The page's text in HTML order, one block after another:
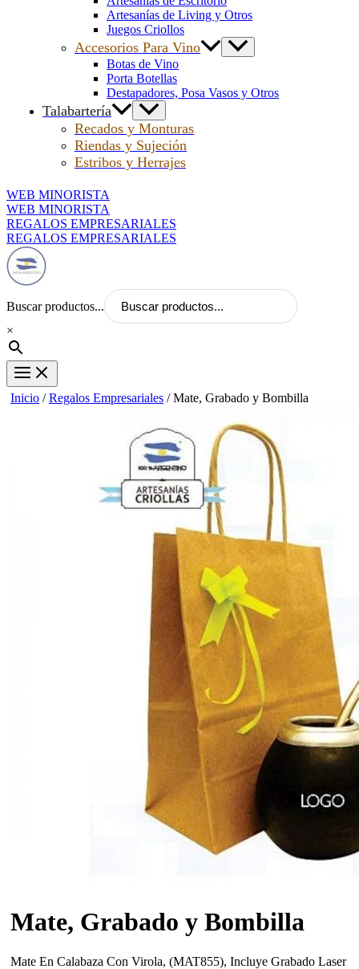
Artesanías de Living y Otros
Juegos Criollos
Accesorios Para Vino
Botas de Vino
Porta Botellas
Destapadores, Posa Vasos y Otros
Talabartería
Recados y Monturas
Riendas y Sujeción
Estribos y Herrajes
WEB MINORISTA
WEB MINORISTA
REGALOS EMPRESARIALES
REGALOS EMPRESARIALES
Buscar productos...
×
Inicio /Regalos Empresariales / Mate, Grabado y Bombilla
Mate, Grabado y Bombilla
Mate En Calabaza Con Virola, (MAT855), Incluye Grabado Laser